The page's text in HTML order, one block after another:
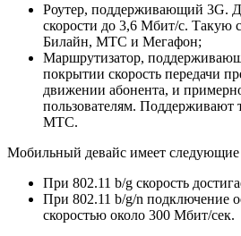
Роутер, поддерживающий 3G.
скорости до 3,6 Мбит/с. Такую
Билайн, МТС и Мегафон;
Маршрутизатор,
покрытии скорость передачи
движении абонента, и
пользователям. Поддерживают
МТС.
Мобильный девайс имеет
При 802.11 b/g скорость
При 802.11 b/g/n подключение
скоростью около 300 Мбит/сек.